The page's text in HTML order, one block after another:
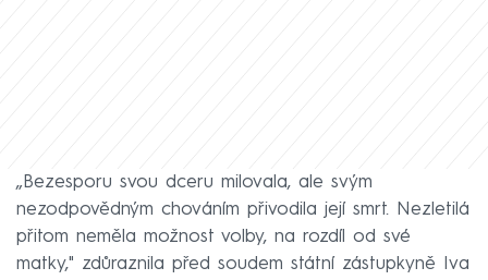
„Bezesporu svou dceru milovala, ale svým
nezodpovědným chováním přivodila její smrt. Nezletilá
přitom neměla možnost volby, na rozdíl od své
matky," zdůraznila před soudem státní zástupkyně Iva